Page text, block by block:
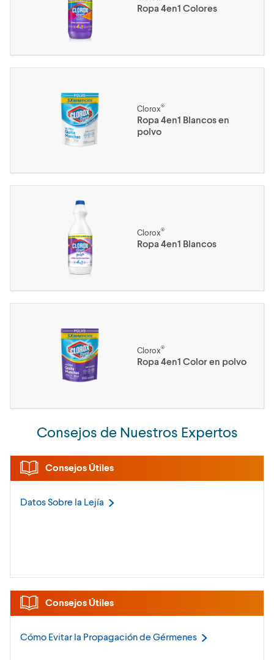
Ropa 4en1 Colores
Clorox®
Ropa 4en1 Blancos en
polvo
Clorox®
Ropa 4en1 Blancos
Clorox®
Ropa 4en1 Color en polvo
Consejos de Nuestros Expertos
Consejos Útiles
Datos Sobre la Lejía
Consejos Útiles
Cómo Evitar la Propagación de Gérmenes